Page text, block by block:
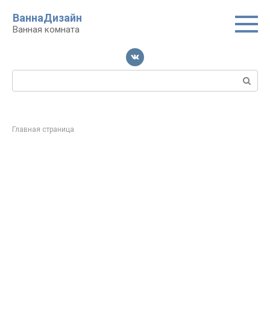
контенту
ВаннаДизайн
Ванная комната
Поиск:
Главная страница